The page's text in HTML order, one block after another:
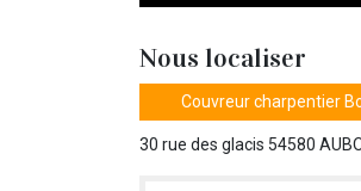
Nous localiser
Couvreur charpentier
30 rue des glacis 54580